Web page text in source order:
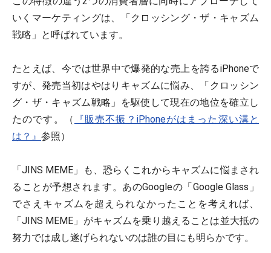
いくマーケティングは、「クロッシング・ザ・キャズム
戦略」と呼ばれています。
たとえば、今では世界中で爆発的な売上を誇るiPhoneで
すが、発売当初はやはりキャズムに悩み、「クロッシン
グ・ザ・キャズム戦略」を駆使して現在の地位を確立し
たのです。（
『販売不振？iPhoneがはまった深い溝と
は？』 参照）
「JINS MEME」も、恐らくこれからキャズムに悩まされ
ることが予想されます。あのGoogleの「Google Glass」
でさえキャズムを超えられなかったことを考えれば、
「JINS MEME」がキャズムを乗り越えることは並大抵の
努力では成し遂げられないのは誰の目にも明らかです。